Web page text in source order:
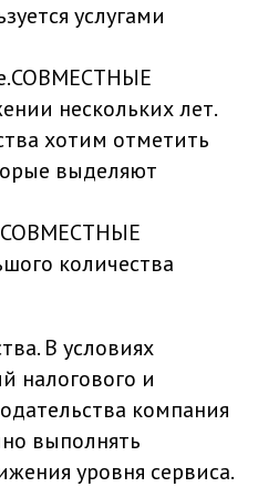
услугами
нескольких лет.
хотим отметить
выделяют
количества
В условиях
налогового и
компания
выполнять
уровня сервиса.